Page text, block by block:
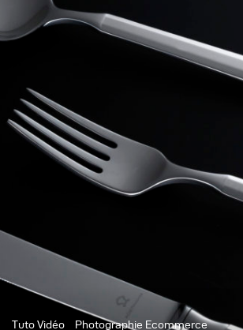
Tuto Vidéo
Photographie Ecommerce